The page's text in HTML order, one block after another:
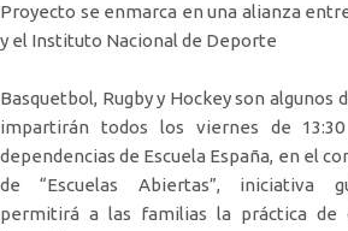
Proyecto se enmarca en una alianza
y el Instituto Nacional de Deporte
Basquetbol, Rugby y Hockey son algunos
impartirán todos los viernes de
dependencias de Escuela España, en el
de “Escuelas Abiertas”, iniciativa
permitirá a las familias la práctica de